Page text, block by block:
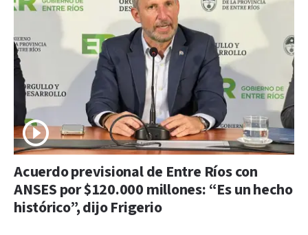
Acuerdo previsional de Entre Ríos con
ANSES por $120.000 millones: “Es un hecho
histórico”, dijo Frigerio